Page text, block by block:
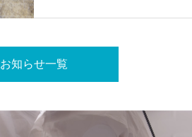
お知らせ一覧